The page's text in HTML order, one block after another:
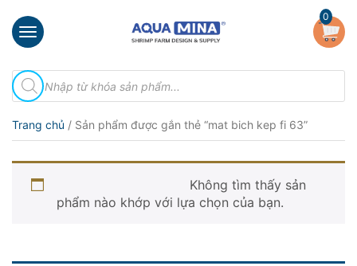
×
chủ
thiệu
Sản
phẩm
Bọt
0
Tìm
kiếm
sản
Trang chủ / Sản phẩm được gắn thẻ “mat bich kep fi 63”
mat bich kep fi 63
Không tìm thấy sản
phẩm nào khớp với lựa chọn của bạn.